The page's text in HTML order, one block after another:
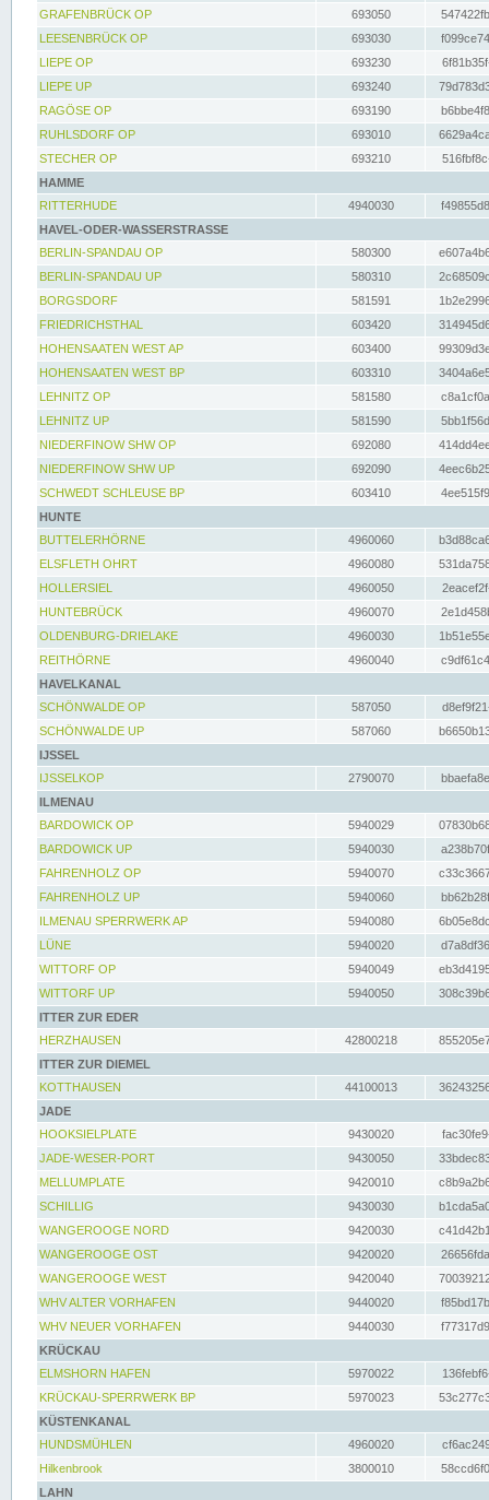
GRAFENBRÜCK OP
693050
LEESENBRÜCK OP
693030
LIEPE OP
693230
LIEPE UP
693240
RAGÖSE OP
693190
RUHLSDORF OP
693010
STECHER OP
693210
HAMME
RITTERHUDE
4940030
HAVEL-ODER-WASSERSTRASSE
BERLIN-SPANDAU OP
580300
BERLIN-SPANDAU UP
580310
BORGSDORF
581591
FRIEDRICHSTHAL
603420
HOHENSAATEN WEST AP
603400
HOHENSAATEN WEST BP
603310
LEHNITZ OP
581580
LEHNITZ UP
581590
NIEDERFINOW SHW OP
692080
NIEDERFINOW SHW UP
692090
SCHWEDT SCHLEUSE BP
603410
HUNTE
BUTTELERHÖRNE
4960060
ELSFLETH OHRT
4960080
HOLLERSIEL
4960050
HUNTEBRÜCK
4960070
OLDENBURG-DRIELAKE
4960030
REITHÖRNE
4960040
HAVELKANAL
SCHÖNWALDE OP
587050
SCHÖNWALDE UP
587060
IJSSEL
IJSSELKOP
2790070
ILMENAU
BARDOWICK OP
5940029
BARDOWICK UP
5940030
FAHRENHOLZ OP
5940070
FAHRENHOLZ UP
5940060
ILMENAU SPERRWERK AP
5940080
LÜNE
5940020
WITTORF OP
5940049
WITTORF UP
5940050
ITTER ZUR EDER
HERZHAUSEN
42800218
ITTER ZUR DIEMEL
KOTTHAUSEN
44100013
JADE
HOOKSIELPLATE
9430020
JADE-WESER-PORT
9430050
MELLUMPLATE
9420010
SCHILLIG
9430030
WANGEROOGE NORD
9420030
WANGEROOGE OST
9420020
WANGEROOGE WEST
9420040
WHV ALTER VORHAFEN
9440020
WHV NEUER VORHAFEN
9440030
KRÜCKAU
ELMSHORN HAFEN
5970022
KRÜCKAU-SPERRWERK BP
5970023
KÜSTENKANAL
HUNDSMÜHLEN
4960020
Hilkenbrook
3800010
LAHN